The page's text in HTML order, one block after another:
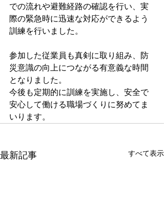
での流れや避難経路の確認を行い、実
際の緊急時に迅速な対応ができるよう
訓練を行いました。
参加した従業員も真剣に取り組み、防
災意識の向上につながる有意義な時間
となりました。
今後も定期的に訓練を実施し、安全で
安心して働ける職場づくりに努めてま
いります。
最新記事 すべて表示